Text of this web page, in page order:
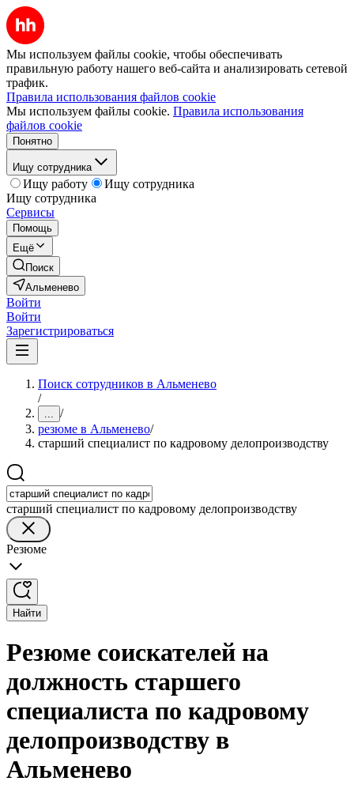
Мы используем файлы cookie, чтобы обеспечивать
правильную работу нашего веб-сайта и анализировать сетевой
трафик.
Правила использования файлов cookie
Мы используем файлы cookie. Правила использования
файлов cookie
Понятно
Ищу сотрудника
Ищу работу
Ищу сотрудника
Ищу сотрудника
Сервисы
Помощь
Ещё
Поиск
Альменево
Войти
Войти
Зарегистрироваться
Поиск сотрудников в Альменево
/
... /
резюме в Альменево/
старший специалист по кадровому делопроизводству
старший специалист по кадровому делопроизводству
Резюме
Найти
Резюме соискателей на
должность старшего
специалиста по кадровому
делопроизводству в
Альменево